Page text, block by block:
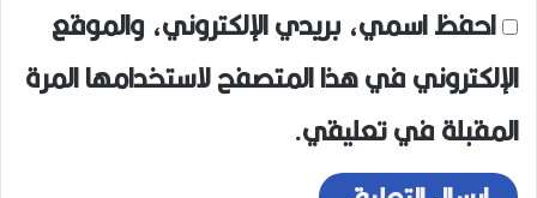
احفظ اسمي، بريدي الإلكتروني، والموقع
الإلكتروني في هذا المتصفح لاستخدامها المرة
المقبلة في تعليقي.